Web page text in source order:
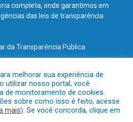
completa, onde garantimos em
das leis de transparência
da Transparência Pública
a Prefeitura Municipal de Terra Santa.
melhorar sua experiência de
utilizar nosso portal, você
de monitoramento de cookies.
sobre como isso é feito, acesse
mais). Se você concorda, clique em